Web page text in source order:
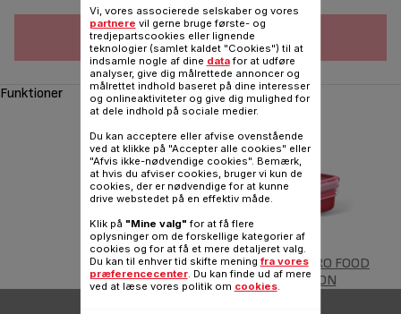
lager
FØJ TIL INDKØBSVOGN
Funktioner
MASTERSEAL MICRO FOOD
CONSERVATION
Vi, vores associerede selskaber og vores
partnere vil gerne bruge første- og
tredjepartscookies eller lignende
teknologier (samlet kaldet "Cookies") til at
indsamle nogle af dine datafor at udføre
analyser, give dig målrettede annoncer og
målrettet indhold baseret på dine interesser
og onlineaktiviteter og give dig mulighed for
at dele indhold på sociale medier.
Du kan acceptere eller afvise ovenstående
ved at klikke på "Accepter alle cookies" eller
"Afvis ikke-nødvendige cookies". Bemærk,
at hvis du afviser cookies, bruger vi kun de
cookies, der er nødvendige for at kunne
drive webstedet på en effektiv måde.
Klik på "Mine valg" for at få flere
oplysninger om de forskellige kategorier af
cookies og for at få et mere detaljeret valg.
Du kan til enhver tid skifte mening fra vores
præferencecenter. Du kan finde ud af mere
ved at læse vores politik om cookies.